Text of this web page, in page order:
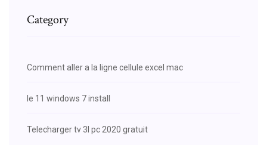
Category
Comment aller a la ligne cellule excel mac
Ie 11 windows 7 install
Telecharger tv 3l pc 2020 gratuit